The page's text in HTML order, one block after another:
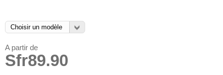
A partir de
Sfr89.90